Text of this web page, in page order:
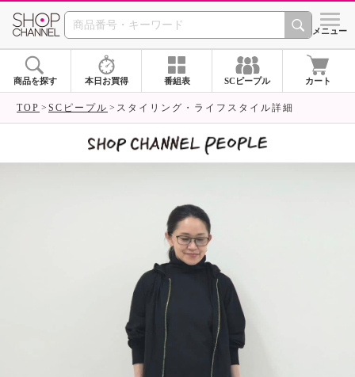
SHOP CHANNEL シメニュー
商品を探す 本日お買得 番組表 SCピープル カート
TOP SCピープル スタイリング・ライフスタイル詳細